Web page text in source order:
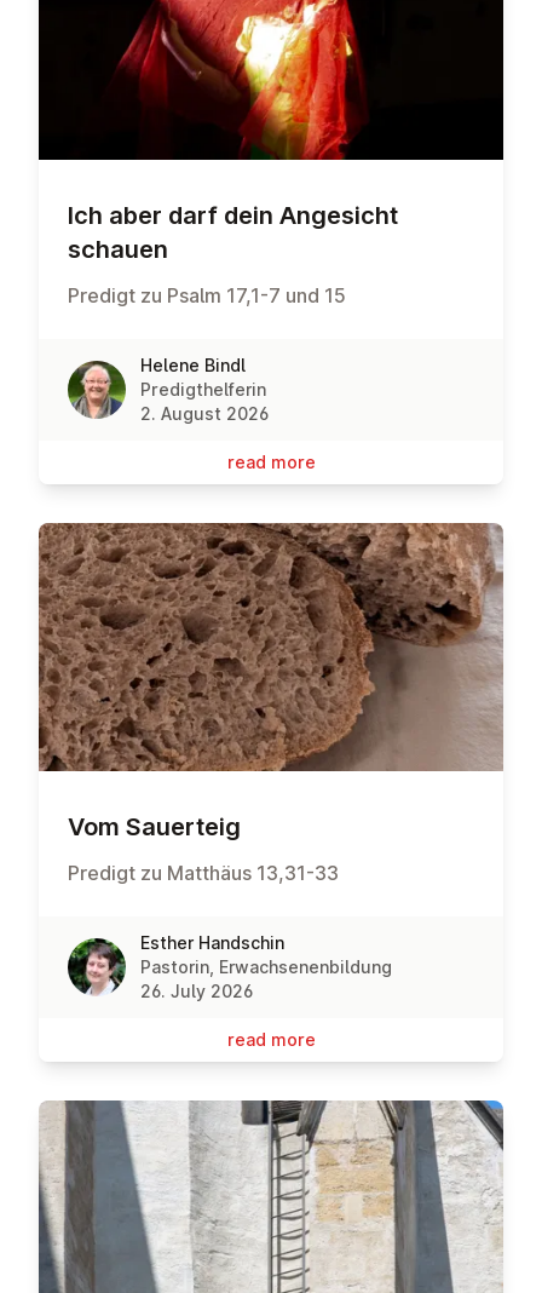
Ich aber darf dein Angesicht
schauen
Predigt zu Psalm 17,1-7 und 15
Helene Bindl
Predigthelferin
2. August 2026
read more
Vom Sauerteig
Predigt zu Matthäus 13,31-33
Esther Handschin
Pastorin, Erwachsenenbildung
26. July 2026
read more